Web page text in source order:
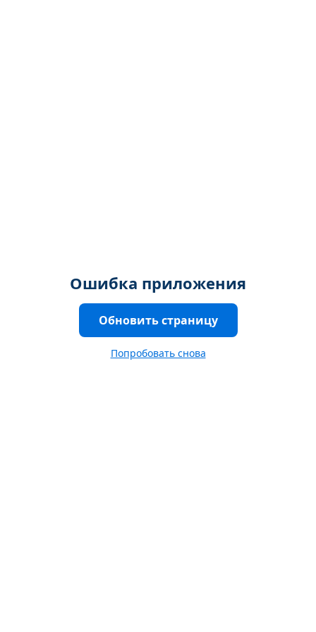
Ошибка приложения
Обновить страницу
Попробовать снова